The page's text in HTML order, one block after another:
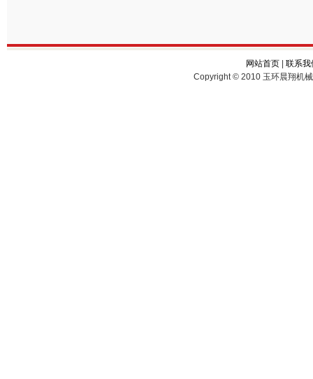
网站首页
联系我
Copyright © 2010 玉环晨翔机